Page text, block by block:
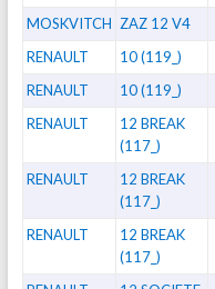
MOSKVITCH ZAZ 12 V4
RENAULT 10 (119_)
RENAULT 10 (119_)
RENAULT
12 BREAK
(117_)
RENAULT
12 BREAK
(117_)
RENAULT
12 BREAK
(117_)